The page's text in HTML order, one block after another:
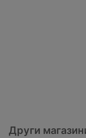
Други